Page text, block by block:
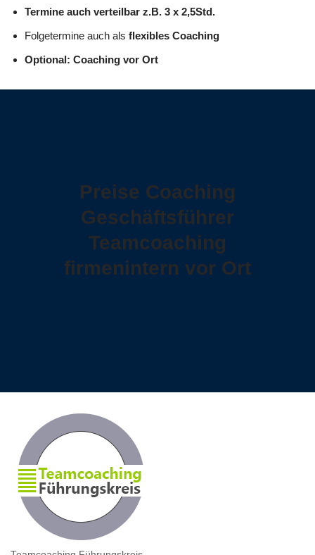
Termine auch verteilbar z.B. 3 x 2,5Std.
Folgetermine auch als flexibles Coaching
Optional: Coaching vor Ort
Preise Coaching
Geschäftsführer
Teamcoaching
firmenintern vor Ort